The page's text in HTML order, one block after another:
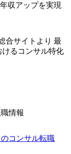
ポートしつつ、
QAエンジニア＞
題選定から顧客
で支援していた
要望や提案を柔
め、ご自身の提
・禁煙サポート
かのご経験をお
経験2年以上
収アップを実現
合サイトより 最
けるコンサル特化
情報
コンサル転職